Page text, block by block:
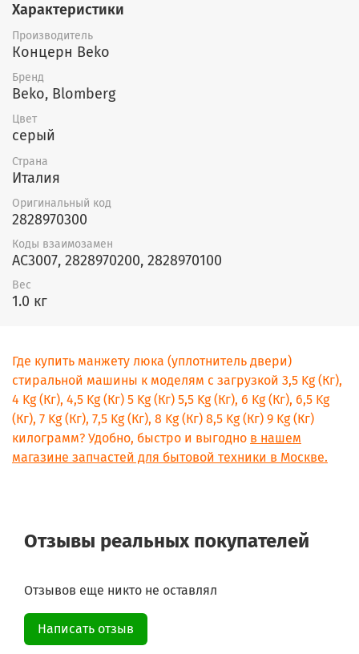
Характеристики
Производитель
Концерн Beko
Бренд
Beko, Blomberg
Цвет
серый
Страна
Италия
Оригинальный код
2828970300
Коды взаимозамен
AC3007, 2828970200, 2828970100
Вес
1.0 кг
Где купить манжету люка (уплотнитель двери)
стиральной машины к моделям с загрузкой 3,5 Kg (Кг),
4 Kg (Кг), 4,5 Kg (Кг) 5 Kg (Кг) 5,5 Kg (Кг), 6 Kg (Кг), 6,5 Kg
(Кг), 7 Kg (Кг), 7,5 Kg (Кг), 8 Kg (Кг) 8,5 Kg (Кг) 9 Kg (Кг)
килограмм? Удобно, быстро и выгодно в нашем
магазине запчастей для бытовой техники в Москве.
Отзывы реальных покупателей
Отзывов еще никто не оставлял
Написать отзыв